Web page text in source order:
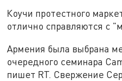
Коучи протестного
отлично справляются с
Армения была выбрана
очередного семинара
пишет RT. Свержение